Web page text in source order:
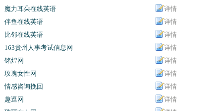
魔力耳朵在线英语
详情
伴鱼在线英语
详情
比邻在线英语
详情
163贵州人事考试信息网
详情
铭煌网
详情
玫瑰女性网
详情
情感咨询挽回
详情
趣逗网
详情